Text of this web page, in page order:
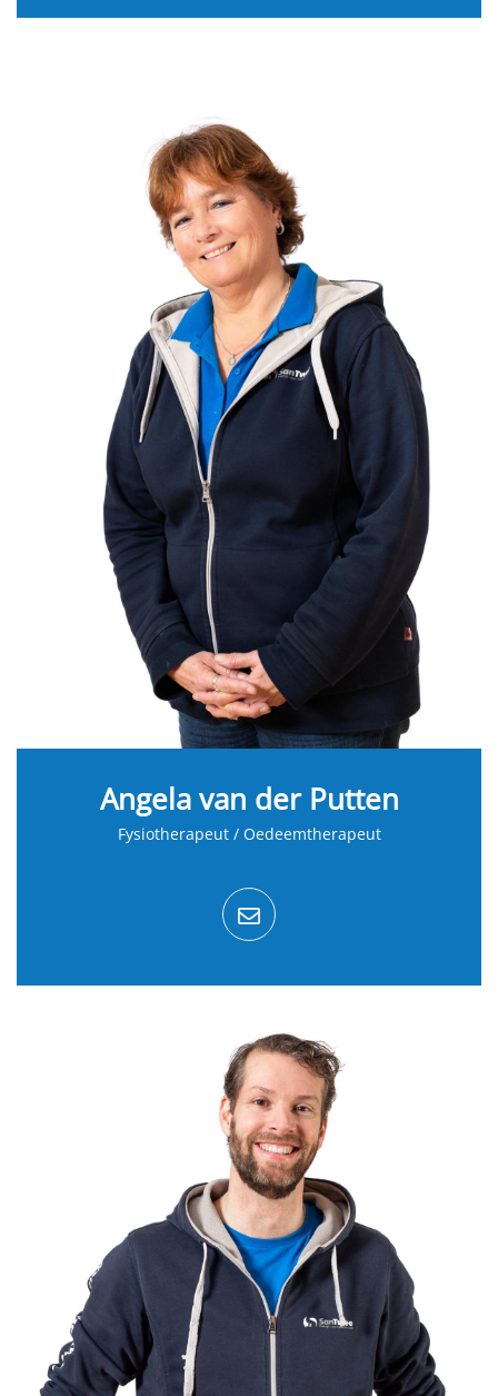
Angela van der Putten
Fysiotherapeut / Oedeemtherapeut